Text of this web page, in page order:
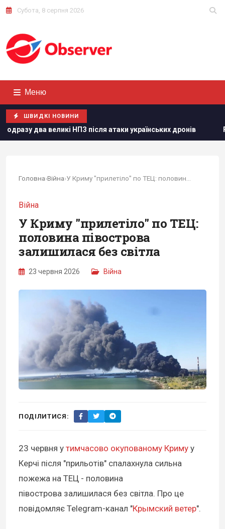
Субота, 8 серпня 2026
Меню
ШВИДКІ НОВИНИ
НПЗ після атаки українських дронів Розвідка США
Головна›Війна›
Війна
У Криму "прилетіло" по ТЕЦ:
половина півострова
залишилася без світла
23 червня 2026 Війна
ПОДІЛИТИСЯ:
23 червня у тимчасово окупованому Криму у
Керчі після "прильотів" спалахнула сильна
пожежа на ТЕЦ - половина
півострова залишилася без світла. Про це
повідомляє Telegram-канал "Крымский ветер".